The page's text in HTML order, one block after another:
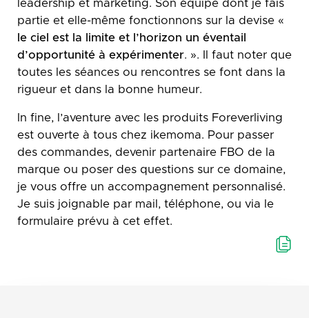
leadership et marketing. Son équipe dont je fais
partie et elle-même fonctionnons sur la devise «
le ciel est la limite et l’horizon un éventail
d’opportunité à expérimenter. ». Il faut noter que
toutes les séances ou rencontres se font dans la
rigueur et dans la bonne humeur.
In fine, l’aventure avec les produits Foreverliving
est ouverte à tous chez ikemoma. Pour passer
des commandes, devenir partenaire FBO de la
marque ou poser des questions sur ce domaine,
je vous offre un accompagnement personnalisé.
Je suis joignable par mail, téléphone, ou via le
formulaire prévu à cet effet.